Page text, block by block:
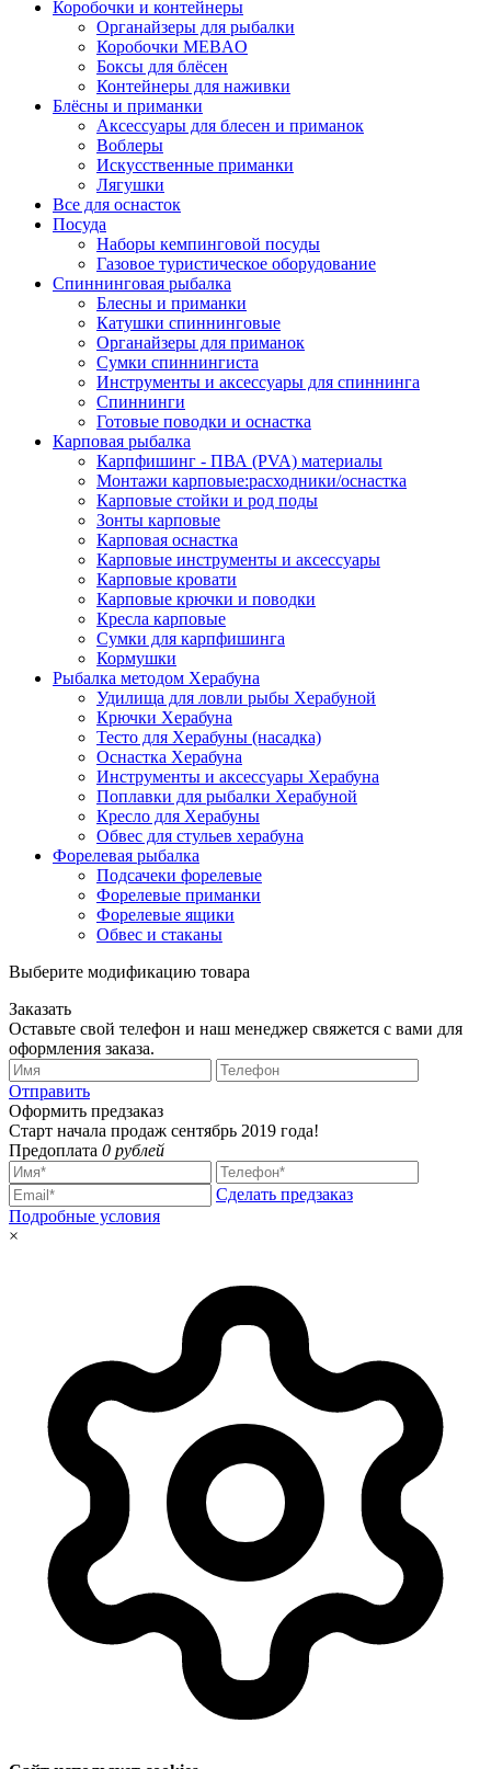
Коробочки и контейнеры
Органайзеры для рыбалки
Коробочки MEBAO
Боксы для блёсен
Контейнеры для наживки
Блёсны и приманки
Аксессуары для блесен и приманок
Воблеры
Искусственные приманки
Лягушки
Все для оснасток
Посуда
Наборы кемпинговой посуды
Газовое туристическое оборудование
Спиннинговая рыбалка
Блесны и приманки
Катушки спиннинговые
Органайзеры для приманок
Сумки спиннингиста
Инструменты и аксессуары для спиннинга
Спиннинги
Готовые поводки и оснастка
Карповая рыбалка
Карпфишинг - ПВА (PVA) материалы
Монтажи карповые:расходники/оснастка
Карповые стойки и род поды
Зонты карповые
Карповая оснастка
Карповые инструменты и аксессуары
Карповые кровати
Карповые крючки и поводки
Кресла карповые
Сумки для карпфишинга
Кормушки
Рыбалка методом Херабуна
Удилища для ловли рыбы Херабуной
Крючки Херабуна
Тесто для Херабуны (насадка)
Оснастка Херабуна
Инструменты и аксессуары Херабуна
Поплавки для рыбалки Херабуной
Кресло для Херабуны
Обвес для стульев херабуна
Форелевая рыбалка
Подсачеки форелевые
Форелевые приманки
Форелевые ящики
Обвес и стаканы
Выберите модификацию товара
Заказать
Оставьте свой телефон и наш менеджер свяжется с вами для
оформления заказа.
Отправить
Оформить предзаказ
Старт начала продаж сентябрь 2019 года!
Предоплата 0 рублей
Сделать предзаказ
Подробные условия
×